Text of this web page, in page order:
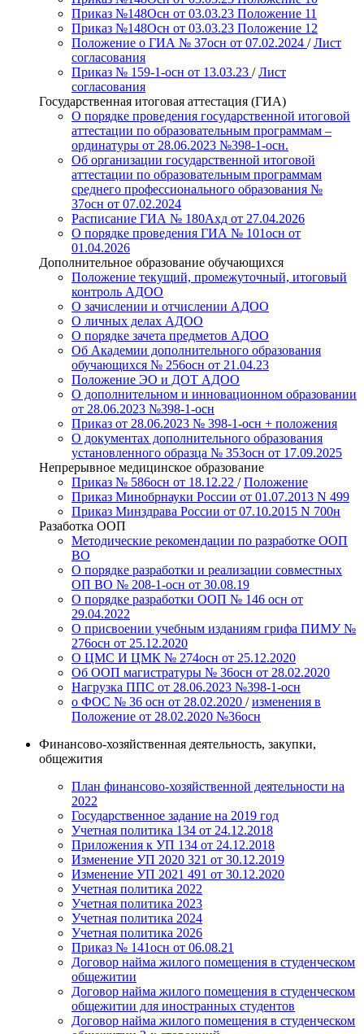
Приказ №148Осн от 03.03.23 Положение 11
Приказ №148Осн от 03.03.23 Положение 12
Положение о ГИА № 37осн от 07.02.2024 /Лист
согласования
Приказ № 159-1-осн от 13.03.23 /Лист
согласования
Государственная итоговая аттестация (ГИА)
О порядке проведения государственной итоговой
аттестации по образовательным программам –
ординатуры от 28.06.2023 №398-1-осн.
Об организации государственной итоговой
аттестации по образовательным программам
среднего профессионального образования №
37осн от 07.02.2024
Расписание ГИА № 180Ахд от 27.04.2026
О порядке проведения ГИА № 101осн от
01.04.2026
Дополнительное образование обучающихся
Положение текущий, промежуточный, итоговый
контроль АДОО
О зачислении и отчислении АДОО
О личных делах АДОО
О порядке зачета предметов АДОО
Об Академии дополнительного образования
обучающихся № 256осн от 21.04.23
Положение ЭО и ДОТ АДОО
О дополнительном и инновационном образовании
от 28.06.2023 №398-1-осн
Приказ от 28.06.2023 № 398-1-осн + положения
О документах дополнительного образования
установленного образца № 353осн от 17.09.2025
Непрерывное медицинское образование
Приказ № 586осн от 18.12.22 /Положение
Приказ Минобрнауки России от 01.07.2013 N 499
Приказ Минздрава России от 07.10.2015 N 700н
Разаботка ООП
Методические рекомендации по разработке ООП
ВО
О порядке разработки и реализации совместных
ОП ВО № 208-1-осн от 30.08.19
О порядке разработки ООП № 146 осн от
29.04.2022
О присвоении учебным изданиям грифа ПИМУ №
276осн от 25.12.2020
О ЦМС И ЦМК № 274осн от 25.12.2020
Об ООП магистратуры № 36осн от 28.02.2020
Нагрузка ППС от 28.06.2023 №398-1-осн
о ФОС № 36 осн от 28.02.2020 /изменения в
Положение от 28.02.2020 №36осн
Финансово-хозяйственная деятельность, закупки,
общежития
План финансово-хозяйственной деятельности на
2022
Государственное задание на 2019 год
Учетная политика 134 от 24.12.2018
Приложения к УП 134 от 24.12.2018
Изменение УП 2020 321 от 30.12.2019
Изменение УП 2021 491 от 30.12.2020
Учетная политика 2022
Учетная политика 2023
Учетная политика 2024
Учетная политика 2026
Приказ № 141осн от 06.08.21
Договор найма жилого помещения в студенческом
общежитии
Договор найма жилого помещения в студенческом
общежитии для иностранных студентов
Договор найма жилого помещения в студенческом